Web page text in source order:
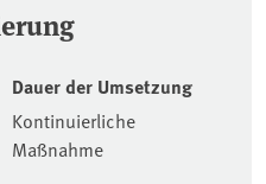
Dauer der Umsetzung
Kontinuierliche
Maßnahme